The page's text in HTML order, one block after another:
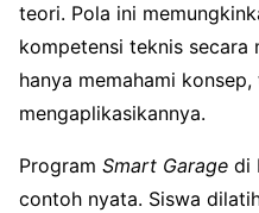
teori. Pola ini
kompetensi teknis secara
hanya memahami
mengaplikasikannya.
Program Smart Garage di
contoh nyata. Siswa